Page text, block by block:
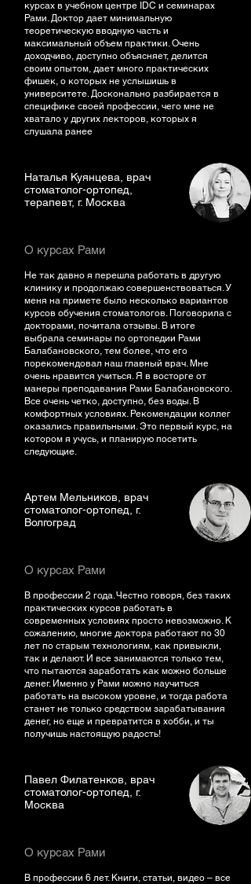
курсах в учебном центре IDC и семинарах
Рами. Доктор дает минимальную
теоретическую вводную часть и
максимальный объем практики. Очень
доходчиво, доступно объясняет, делится
своим опытом, дает много практических
фишек, о которых не услышишь в
университете. Досконально разбирается в
специфике своей профессии, чего мне не
хватало у других лекторов, которых я
слушала ранее
Наталья Куянцева, врач
стоматолог-ортопед,
терапевт, г. Москва
О курсах Рами
Не так давно я перешла работать в другую
клинику и продолжаю совершенствоваться. У
меня на примете было несколько вариантов
курсов обучения стоматологов. Поговорила с
докторами, почитала отзывы. В итоге
выбрала семинары по ортопедии Рами
Балабановского, тем более, что его
порекомендовал наш главный врач. Мне
очень нравится учиться. Я в восторге от
манеры преподавания Рами Балабановского.
Все очень четко, доступно, без воды. В
комфортных условиях. Рекомендации коллег
оказались правильными. Это первый курс, на
котором я учусь, и планирую посетить
следующие.
Артем Мельников, врач
стоматолог-ортопед, г.
Волгоград
О курсах Рами
В профессии 2 года. Честно говоря, без таких
практических курсов работать в
современных условиях просто невозможно. К
сожалению, многие доктора работают по 30
лет по старым технологиям, как привыкли,
так и делают. И все занимаются только тем,
что пытаются заработать как можно больше
денег. Именно у Рами можно научиться
работать на высоком уровне, и тогда работа
станет не только средством зарабатывания
денег, но еще и превратится в хобби, и ты
получишь настоящую радость!
Павел Филатенков, врач
стоматолог-ортопед, г.
Москва
О курсах Рами
В профессии 6 лет. Книги, статьи, видео – все